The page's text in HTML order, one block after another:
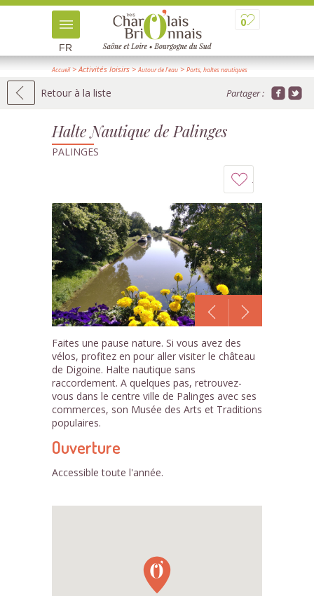
0
FR
Accueil> Activités loisirs >Autour de l'eau > Ports, haltes nautiques
Retour à la liste Partager :
Halte Nautique de Palinges
PALINGES
à
mon
carnet
1 /6
Faites une pause nature. Si vous avez des
vélos, profitez en pour aller visiter le château
de Digoine. Halte nautique sans
raccordement. A quelques pas, retrouvez-
vous dans le centre ville de Palinges avec ses
commerces, son Musée des Arts et Traditions
populaires.
Ouverture
Accessible toute l'année.